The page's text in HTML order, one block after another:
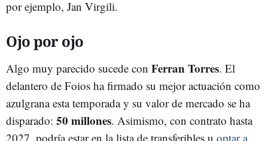
por ejemplo, Jan Virgili.
Ojo por ojo
Algo muy parecido sucede con Ferran Torres. El
delantero de Foios ha firmado su mejor actuación como
azulgrana esta temporada y su valor de mercado se ha
disparado: 50 millones. Asimismo, con contrato hasta
2027, podría estar en la lista de transferibles u optar a